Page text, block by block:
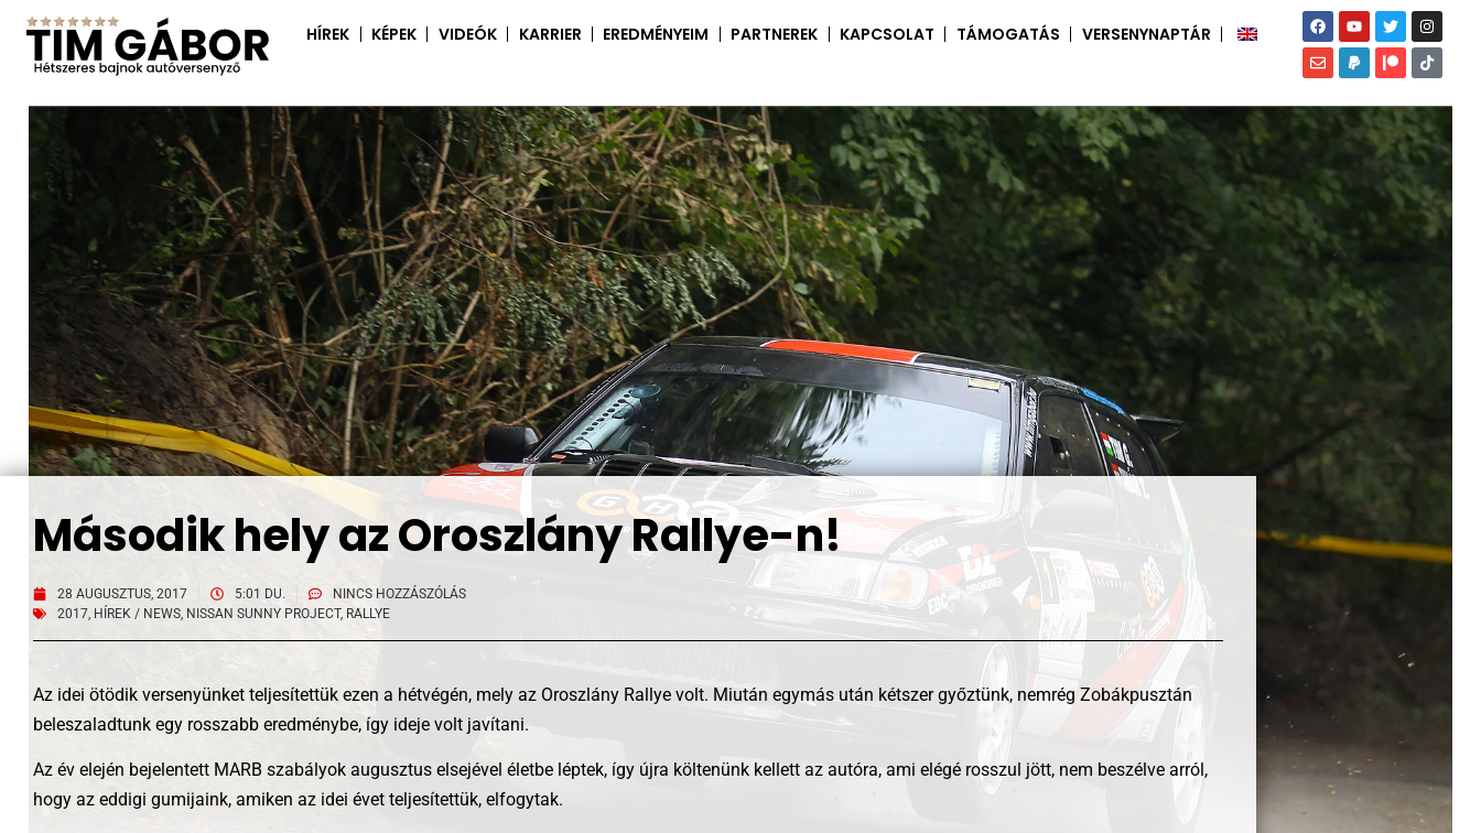
HÍREK KÉPEK VIDEÓK KARRIER EREDMÉNYEIM PARTNEREK KAPCSOLAT TÁMOGATÁS VERSENYNAPTÁR
Második hely az Oroszlány Rallye-n!
28 AUGUSZTUS, 2017 5:01 DU.
NINCS HOZZÁSZÓLÁS
2017, HÍREK / NEWS, NISSAN SUNNY PROJECT, RALLYE
Az idei ötödik versenyünket teljesítettük ezen a hétvégén, mely az Oroszlány Rallye volt. Miután egymás után kétszer győztünk, nemrég Zobákpusztán
beleszaladtunk egy rosszabb eredménybe, így ideje volt javítani.
Az év elején bejelentett MARB szabályok augusztus elsejével életbe léptek, így újra költenünk kellett az autóra, ami elégé rosszul jött, nem beszélve arról,
hogy az eddigi gumijaink, amiken az idei évet teljesítettük, elfogytak.